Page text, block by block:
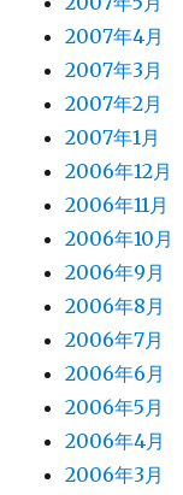
2007年4月
2007年3月
2007年2月
2007年1月
2006年12月
2006年11月
2006年10月
2006年9月
2006年8月
2006年7月
2006年6月
2006年5月
2006年4月
2006年3月